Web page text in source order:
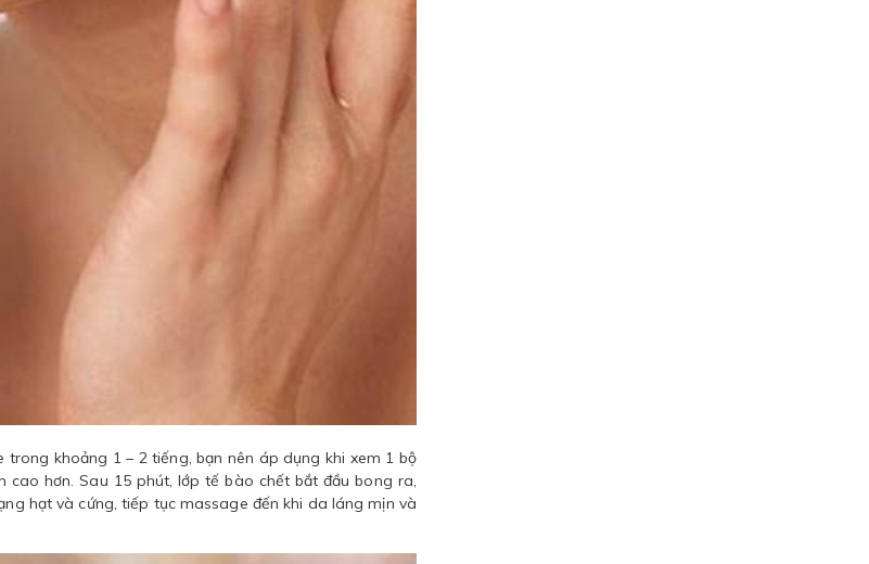
khoảng 1 – 2 tiếng, bạn nên áp dụng khi xem 1 bộ
hơn. Sau 15 phút, lớp tế bào chết bắt đầu bong ra,
hạt và cứng, tiếp tục massage đến khi da láng mịn và